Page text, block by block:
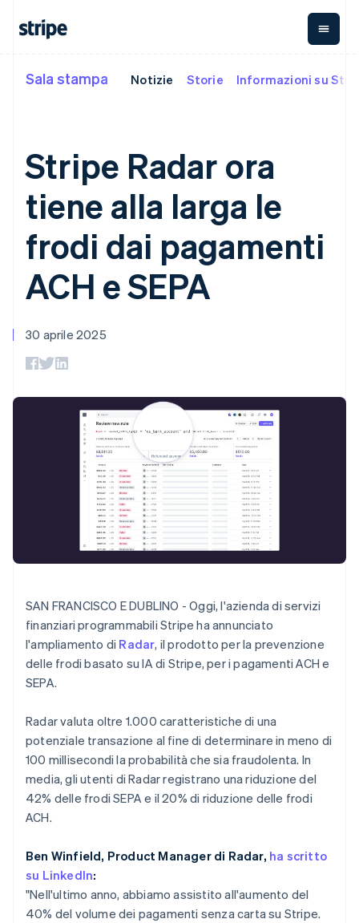
Pagamenti
online
Managed
Payments
Soluzione
merchant of
Pagamenti
senza codice
Checkout
Interfacce di
preconfigurate
Elements
utente
Accesso a
Terminal
Pagamenti di
Authorization
Accettazione
ottimizzata
Pagamento
Connections
Conti finanziari
collegati
Ricavi
Metronome
Addebito a
consumo
Subscriptions
Gestire gli
abbonamenti
Invoicing
Una tantum o
ricorrente
Tax
Automazioni per
Report
Data Pipeline
Sincronizzazione
dei dati
Gestione del
Bonifici a
Crypto
Wallet,
stablecoin e
infrastruttura
Servizi on-
ramp per
Product roadmap
Scopri cosa ti aspetta
Radar
Prevenzione delle frodi
Atlas
Costituzione di start-up
Identity
Per fase
Per casistica
Commercio agentico
Criptovalute
E-commerce
Strumenti finanziari
integrati
Automazione per
SaaS
Per settore
Aziende di IA
Creator economy
Gaming
Ospitalità, viaggi e
tempo libero
intrattenimento
Organizzazioni non
profit
Servizi professionali
Pubblica
amministrazione
Ecosistema
Partner
Stripe App Marketplace
Documentazione
riferimento dell'API
Librerie e SDK
Guide
Accettare pagamenti
online
Offrire addebiti in base
all'utilizzo
Emettere carte
garantite da stablecoin
Esegui il provisioning e
gestisci i servizi con gli
agenti
Risorse
Integrazioni app
Esempi di codice
Blog per sviluppatori
Stato dell'API
Fonti di apprendimento
Assistenza
Ottieni assistenza
Piani di assistenza
Servizi professionali
Conferenza annuale
Sessions
Lavora con noi
Sala stampa
Stripe Press
Recapiti
Contattaci
Diventa nostro partner
Sala stampa Notizie Storie Informazioni su
Stripe Radar ora
tiene alla larga le
frodi dai pagamenti
ACH e SEPA
30 aprile 2025
SAN FRANCISCO E DUBLINO - Oggi, l'azienda di servizi
finanziari programmabili Stripe ha annunciato
l'ampliamento di Radar, il prodotto per la prevenzione
delle frodi basato su IA di Stripe, per i pagamenti ACH e
SEPA.
Radar valuta oltre 1.000 caratteristiche di una
potenziale transazione al fine di determinare in meno di
100 millisecondi la probabilità che sia fraudolenta. In
media, gli utenti di Radar registrano una riduzione del
42% delle frodi SEPA e il 20% di riduzione delle frodi
ACH.
Ben Winfield, Product Manager di Radar, ha scritto
su LinkedIn:
"Nell'ultimo anno, abbiamo assistito all'aumento del
40% del volume dei pagamenti senza carta su Stripe.
English
Emirati Arabi Uniti
English Svenska
Francia
Germania
Giappone
日本語English
Gibilterra
English
India
English
Irlanda
English
Lettonia
Liechtenstein
English
Lussemburgo
Malta
English
Messico
EspañolEnglish
Norvegia
English
English
Paesi Bassi
NederlandsEnglish
Polonia
English
Portogallo
Regno Unito
English
Repubblica Ceca
English